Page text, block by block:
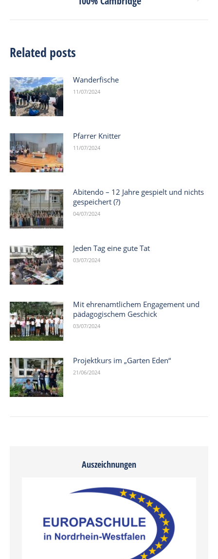
Related posts
Wanderfische
11/07/2024
Pfarrer Knitter
11/07/2024
Abitendo – 12 Jahre gespielt und nichts
gespeichert (?)
04/07/2024
Jeden Tag eine gute Tat
03/07/2024
Mit ehrenamtlichem Engagement und
pädagogischem Geschick
03/07/2024
Projektkurs im „Garten Eden“
21/06/2024
Auszeichnungen